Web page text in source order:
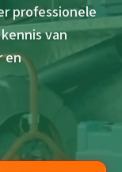
professionele
van
en